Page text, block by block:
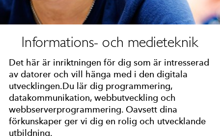
Informations- och medieteknik
Det här är inriktningen för dig som är intresserad
av datorer och vill hänga med i den digitala
utvecklingen.Du lär dig programmering,
datakommunikation, webbutveckling och
webbserverprogrammering. Oavsett dina
förkunskaper ger vi dig en rolig och utvecklande
utbildning.